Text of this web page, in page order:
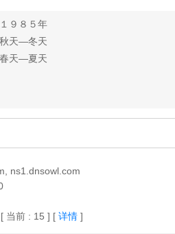
９８５年
天—冬天
天—夏天
ns1.dnsowl.com
当前 : 15 ] [ 详情 ]